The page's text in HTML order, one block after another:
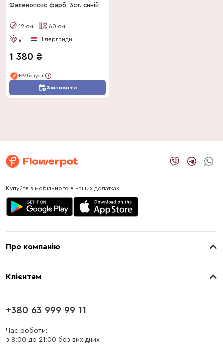
Фаленопсис фарб. 3ст. синій
12 см 60 см
a1 Нідерланди
1 380 ₴
+69 бонусів
Замовити
Купуйте з мобільного в наших додатках
Про компанію
Клієнтам
Оплата
Блог
+380 63 999 99 11
Час роботи:
з 8:00 до 21:00 без вихідних